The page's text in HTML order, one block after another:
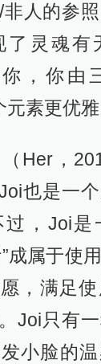
人的参
了灵魂有
，你由
元素更优雅
Her，
也是一
，Joi是
成属于使
，满足
Joi只有
发小脸的